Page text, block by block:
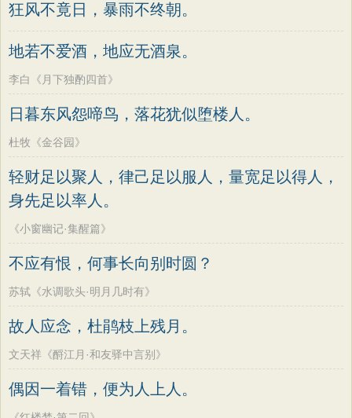
狂风不竟日，暴雨不终朝。
地若不爱酒，地应无酒泉。
李白《月下独酌四首》
日暮东风怨啼鸟，落花犹似堕楼人。
杜牧《金谷园》
轻财足以聚人，律己足以服人，量宽足以得人，
身先足以率人。
《小窗幽记·集醒篇》
不应有恨，何事长向别时圆？
苏轼《水调歌头·明月几时有》
故人应念，杜鹃枝上残月。
文天祥《酹江月·和友驿中言别》
偶因一着错，便为人上人。